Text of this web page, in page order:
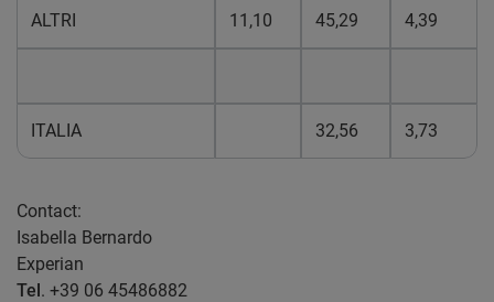
ALTRI 11,10 45,29 4,39
ITALIA 32,56 3,73
Contact:
Isabella Bernardo
Experian
Tel. +39 06 45486882